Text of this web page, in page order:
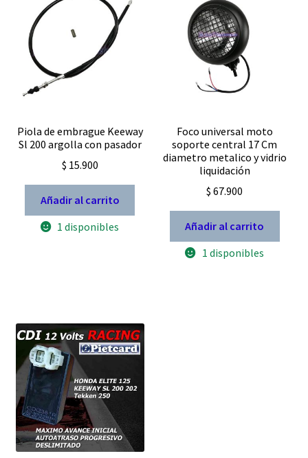
Piola de embrague Keeway
Sl 200 argolla con pasador
$ 15.900
Añadir al carrito
1 disponibles
Foco universal moto
soporte central 17 Cm
diametro metalico y vidrio
liquidación
$ 67.900
Añadir al carrito
1 disponibles